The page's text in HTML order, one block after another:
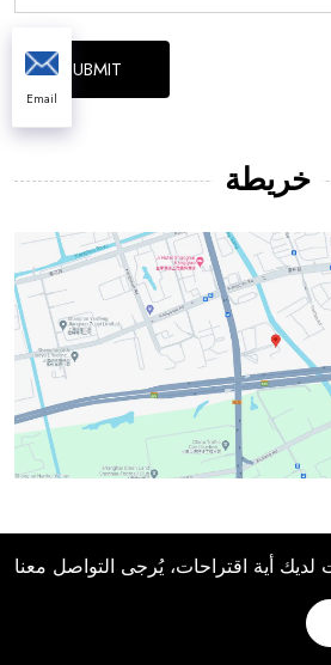
خريطة
لديك أية اقتراحات، يُرجى التواصل معنا
Email